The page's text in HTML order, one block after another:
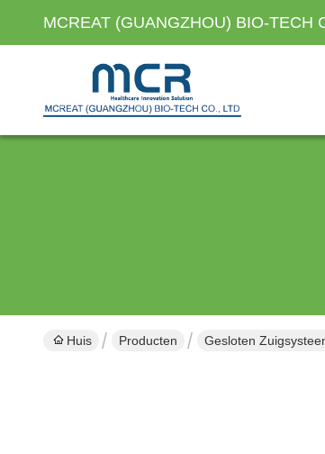
MCREAT (GUANGZHOU) BIO-TECH
Huis Producten Gesloten